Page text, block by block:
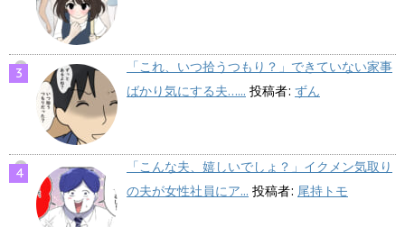
「これ、いつ拾うつもり？」できていない家事
ばかり気にする夫…... 投稿者: ずん
「こんな夫、嬉しいでしょ？」イクメン気取り
の夫が女性社員にア... 投稿者: 尾持トモ